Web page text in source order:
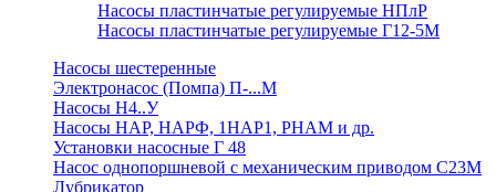
Насосы пластинчатые регулируемые НПлР
Насосы пластинчатые регулируемые Г12-5М
Насосы шестеренные
Электронасос (Помпа) П-...М
Насосы Н4..У
Насосы НАР, НАРФ, 1НАР1, РНАМ и др.
Установки насосные Г 48
Насос однопоршневой с механическим приводом С23М
Лубрикатор